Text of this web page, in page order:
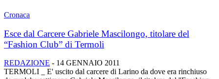
Cronaca
Esce dal Carcere Gabriele Mascilongo, titolare del
“Fashion Club” di Termoli
REDAZIONE - 14 GENNAIO 2011
TERMOLI _ E' uscito dal carcere di Larino da dove era rinchiuso